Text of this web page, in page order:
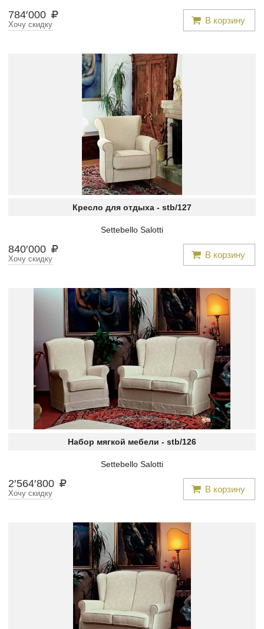
784′000 В корзину
Хочу скидку
Кресло для отдыха - stb/127
Settebello Salotti
840′000 В корзину
Хочу скидку
Набор мягкой мебели - stb/126
Settebello Salotti
2′564′800 В корзину
Хочу скидку